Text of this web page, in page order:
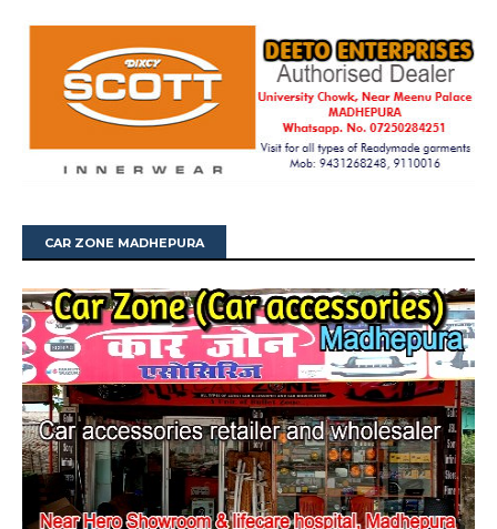
CAR ZONE MADHEPURA